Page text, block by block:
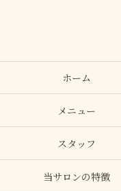
ホーム
メニュー
スタッフ
当サロンの特徴